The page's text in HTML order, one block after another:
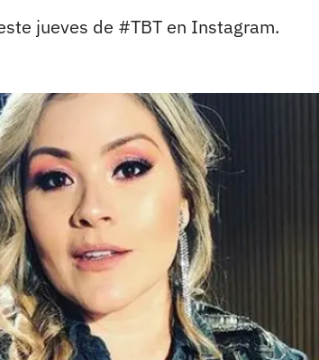
jueves de #TBT en Instagram.